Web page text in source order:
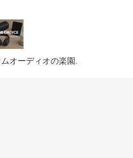
オーディオの楽園.